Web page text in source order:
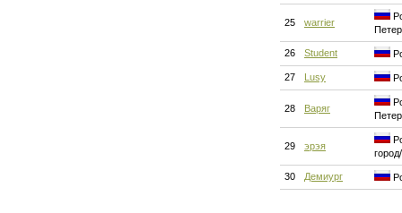
25 warrier
26 Student
27 Lusy
28 Варяг
29 эрэя
30 Демиург